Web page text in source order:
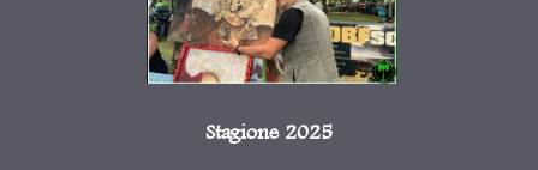
Stagione 2025